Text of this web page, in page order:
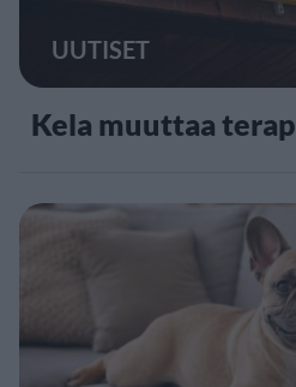
UUTISET
Kela muuttaa